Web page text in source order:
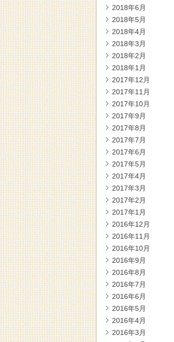
2018年6月
2018年5月
2018年4月
2018年3月
2018年2月
2018年1月
2017年12月
2017年11月
2017年10月
2017年9月
2017年8月
2017年7月
2017年6月
2017年5月
2017年4月
2017年3月
2017年2月
2017年1月
2016年12月
2016年11月
2016年10月
2016年9月
2016年8月
2016年7月
2016年6月
2016年5月
2016年4月
2016年3月